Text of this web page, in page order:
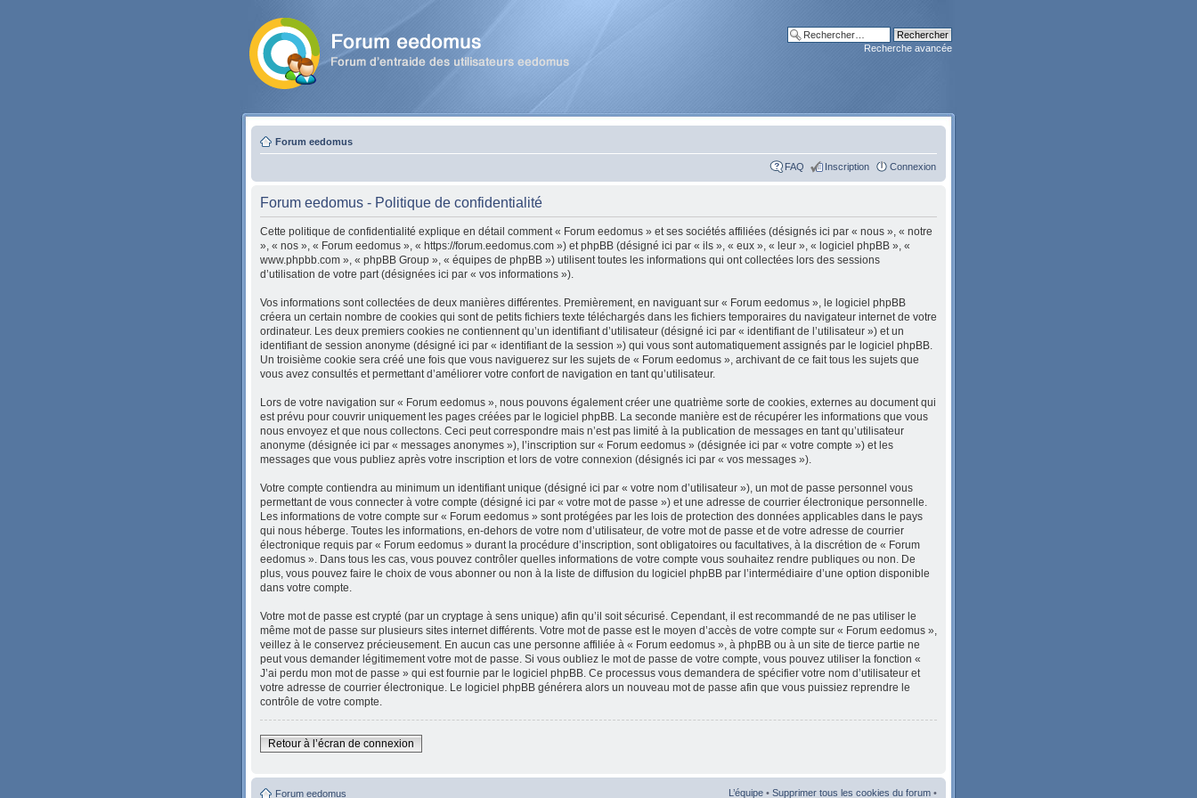
Recherche avancée
Forum eedomus
FAQ Inscription Connexion
Forum eedomus - Politique de confidentialité
Cette politique de confidentialité explique en détail comment « Forum eedomus » et ses sociétés affiliées (désignés ici par « nous », « notre
», « nos », « Forum eedomus », « https://forum.eedomus.com ») et phpBB (désigné ici par « ils », « eux », « leur », « logiciel phpBB », «
www.phpbb.com », « phpBB Group », « équipes de phpBB ») utilisent toutes les informations qui ont collectées lors des sessions
d’utilisation de votre part (désignées ici par « vos informations »).
Vos informations sont collectées de deux manières différentes. Premièrement, en naviguant sur « Forum eedomus », le logiciel phpBB
créera un certain nombre de cookies qui sont de petits fichiers texte téléchargés dans les fichiers temporaires du navigateur internet de votre
ordinateur. Les deux premiers cookies ne contiennent qu’un identifiant d’utilisateur (désigné ici par « identifiant de l’utilisateur ») et un
identifiant de session anonyme (désigné ici par « identifiant de la session ») qui vous sont automatiquement assignés par le logiciel phpBB.
Un troisième cookie sera créé une fois que vous naviguerez sur les sujets de « Forum eedomus », archivant de ce fait tous les sujets que
vous avez consultés et permettant d’améliorer votre confort de navigation en tant qu’utilisateur.
Lors de votre navigation sur « Forum eedomus », nous pouvons également créer une quatrième sorte de cookies, externes au document qui
est prévu pour couvrir uniquement les pages créées par le logiciel phpBB. La seconde manière est de récupérer les informations que vous
nous envoyez et que nous collectons. Ceci peut correspondre mais n’est pas limité à la publication de messages en tant qu’utilisateur
anonyme (désignée ici par « messages anonymes »), l’inscription sur « Forum eedomus » (désignée ici par « votre compte ») et les
messages que vous publiez après votre inscription et lors de votre connexion (désignés ici par « vos messages »).
Votre compte contiendra au minimum un identifiant unique (désigné ici par « votre nom d’utilisateur »), un mot de passe personnel vous
permettant de vous connecter à votre compte (désigné ici par « votre mot de passe ») et une adresse de courrier électronique personnelle.
Les informations de votre compte sur « Forum eedomus » sont protégées par les lois de protection des données applicables dans le pays
qui nous héberge. Toutes les informations, en-dehors de votre nom d’utilisateur, de votre mot de passe et de votre adresse de courrier
électronique requis par « Forum eedomus » durant la procédure d’inscription, sont obligatoires ou facultatives, à la discrétion de « Forum
eedomus ». Dans tous les cas, vous pouvez contrôler quelles informations de votre compte vous souhaitez rendre publiques ou non. De
plus, vous pouvez faire le choix de vous abonner ou non à la liste de diffusion du logiciel phpBB par l’intermédiaire d’une option disponible
dans votre compte.
Votre mot de passe est crypté (par un cryptage à sens unique) afin qu’il soit sécurisé. Cependant, il est recommandé de ne pas utiliser le
même mot de passe sur plusieurs sites internet différents. Votre mot de passe est le moyen d’accès de votre compte sur « Forum eedomus »,
veillez à le conservez précieusement. En aucun cas une personne affiliée à « Forum eedomus », à phpBB ou à un site de tierce partie ne
peut vous demander légitimement votre mot de passe. Si vous oubliez le mot de passe de votre compte, vous pouvez utiliser la fonction «
J’ai perdu mon mot de passe » qui est fournie par le logiciel phpBB. Ce processus vous demandera de spécifier votre nom d’utilisateur et
votre adresse de courrier électronique. Le logiciel phpBB générera alors un nouveau mot de passe afin que vous puissiez reprendre le
contrôle de votre compte.
Retour à l’écran de connexion
Forum eedomus L’équipe • Supprimer tous les cookies du forum •